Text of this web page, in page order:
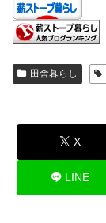
田舎暮らし
X
LINE